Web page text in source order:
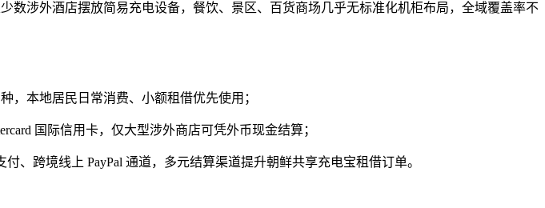
涉外酒店摆放简易充电设备，餐饮、景区、百货商场几乎无标准化机柜布局，全域覆盖率不
，本地居民日常消费、小额租借优先使用；
国际信用卡，仅大型涉外商店可凭外币现金结算；
、跨境线上 PayPal 通道，多元结算渠道提升朝鲜共享充电宝租借订单。